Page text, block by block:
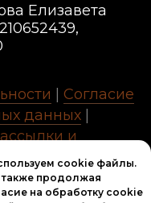
Елизавета
Согласие
данных
и
Согласие наcookie файлы.
также продолжая
на обработку cookie